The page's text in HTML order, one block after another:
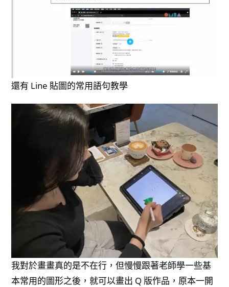
還有 Line 貼圖的常用語句教學
我對於畫畫真的是不在行，但慢慢跟著老師學一些基
本常用的圖形之後，就可以畫出 Q 版作品，原本一開